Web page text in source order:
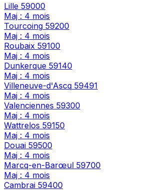
Lille 59000
Maj : 4 mois
Tourcoing 59200
Maj : 4 mois
Roubaix 59100
Maj : 4 mois
Dunkerque 59140
Maj : 4 mois
Villeneuve-d'Ascq 59491
Maj : 4 mois
Valenciennes 59300
Maj : 4 mois
Wattrelos 59150
Maj : 4 mois
Douai 59500
Maj : 4 mois
Marcq-en-Barœul 59700
Maj : 4 mois
Cambrai 59400